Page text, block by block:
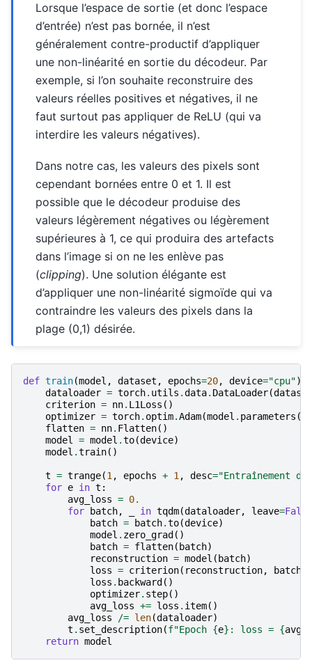
Lorsque l’espace de sortie (et donc l’espace
d’entrée) n’est pas bornée, il n’est
généralement contre-productif d’appliquer
une non-linéarité en sortie du décodeur. Par
exemple, si l’on souhaite reconstruire des
valeurs réelles positives et négatives, il ne
faut surtout pas appliquer de ReLU (qui va
interdire les valeurs négatives).
Dans notre cas, les valeurs des pixels sont
cependant bornées entre 0 et 1. Il est
possible que le décodeur produise des
valeurs légèrement négatives ou légèrement
supérieures à 1, ce qui produira des artefacts
dans l’image si on ne les enlève pas
(clipping). Une solution élégante est
d’appliquer une non-linéarité sigmoïde qui va
contraindre les valeurs des pixels dans la
plage (0,1) désirée.
def train(model , dataset , epochs=20, device="cpu"):
dataloader = torch. utils .data. DataLoader(dataset
criterion = nn. L1Loss ()
optimizer = torch. optim.Adam(model . parameters ())
flatten = nn. Flatten()
model = model .to(device)
model .train()
t = trange(1, epochs + 1, desc="Entraînement du
for e in t :
avg_loss = 0.
for
batch, in tqdm(dataloader, leave=False
batch = batch.to(device)
model . zero_grad ()
batch = flatten( batch)
reconstruction = model ( batch)
loss = criterion( reconstruction, batch
loss . backward ()
optimizer. step()
avg_loss += loss . item()
avg_loss
/= len(dataloader)
t . set_description(f"Epoch {e} : loss = {
return model